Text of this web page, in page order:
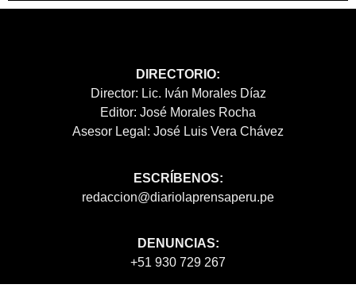
DIRECTORIO:
Director: Lic. Iván Morales Díaz
Editor: José Morales Rocha
Asesor Legal: José Luis Vera Chávez
ESCRÍBENOS:
redaccion@diariolaprensaperu.pe
DENUNCIAS:
+51 930 729 267